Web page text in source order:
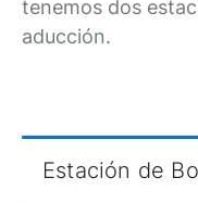
tenemos dos
aducción.
Estación de